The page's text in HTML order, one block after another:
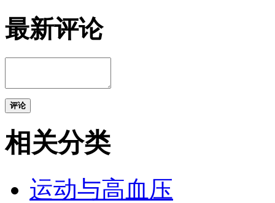
最新评论
评论
相关分类
运动与高血压